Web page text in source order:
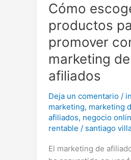
Cómo
productos
promover
marketing de
afiliados
Deja un comentario /
marketing, marketing
afiliados, negocio
rentable / santiago
El marketing de